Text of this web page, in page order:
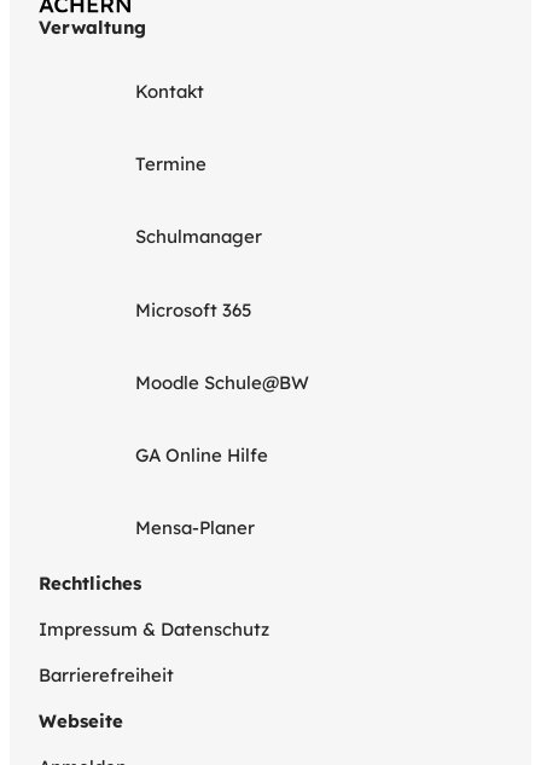
Verwaltung
Kontakt
Termine
Schulmanager
Microsoft 365
Moodle Schule@BW
GA Online Hilfe
Mensa-Planer
Rechtliches
Impressum & Datenschutz
Barrierefreiheit
Webseite